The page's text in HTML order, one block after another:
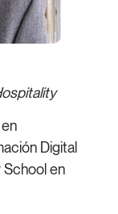
Digital
en